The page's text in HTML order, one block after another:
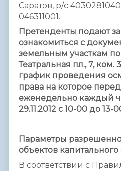
Саратов, р/с
046311001.
Претенденты подают
ознакомиться с
земельным участкам по
Театральная пл., 7, ком.
график проведения
права на которое
еженедельно каждый
29.11.2012 с 10-00 до 13-
Параметры
объектов капитального
В соответствии с